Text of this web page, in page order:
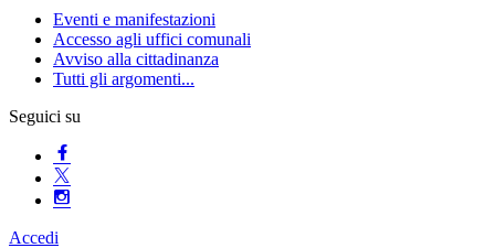
Eventi e manifestazioni
Accesso agli uffici comunali
Avviso alla cittadinanza
Tutti gli argomenti...
Seguici su
Accedi